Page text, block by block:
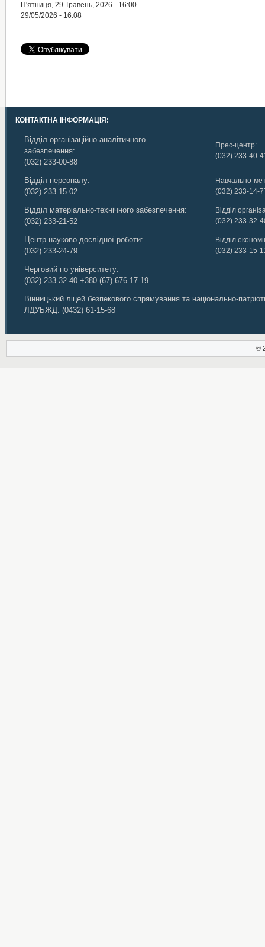
П'ятниця, 29 Травень, 2026 - 16:00
29/05/2026 - 16:08
КОНТАКТНА ІНФОРМАЦІЯ:
Відділ організаційно-аналітичного
забезпечення:
(032) 233-00-88
Прес-центр:
(032) 233-40-
Відділ персоналу:
(032) 233-15-02
Навчально-
(032) 233-14-
Відділ матеріально-технічного забезпечення:
(032) 233-21-52
Відділ
(032) 233-32-
Центр науково-дослідної роботи:
(032) 233-24-79
Відділ
(032) 233-15-
Черговий по університету:
(032) 233-32-40 +380 (67) 676 17 19
Вінницький ліцей безпекового спрямування та національно-
ЛДУБЖД: (0432) 61-15-68
©